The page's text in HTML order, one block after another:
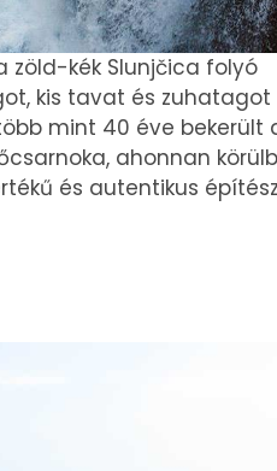
zöld-kék Slunjčica folyó
kis tavat és zuhatagot
mint 40 éve bekerült
ahonnan
és autentikus